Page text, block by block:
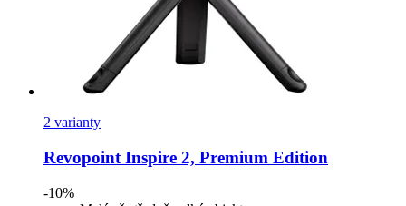
2 varianty
Revopoint Inspire 2, Premium Edition
-10%